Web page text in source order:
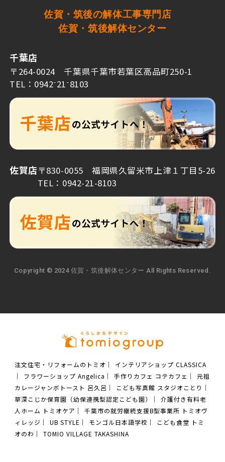
佐賀・筑後の解体工事専門店
佐賀・筑後解体センター
千葉店
〒264-0024 千葉県千葉市若葉区高品町250-1
TEL：0942⁻21⁻8103
佐賀店〒830-0055 福岡県久留米市上津１丁目5-26
TEL：0942-21-8103
Copyright © 2024 佐賀・筑後解体センター All Rights Reserved.
注文住宅・リフォームのトミオ ｜
インテリアショップ CLASSICA
｜
フラワーショップ Angelica ｜ 手作りカフェ コテカフェ ｜
元祖
カレージャンボトースト 呂久呂 ｜ こども写真館 スタジオことり ｜
草深こじか保育園（幼保連携型認定こども園）
｜
介護付き有料老
人ホーム トミオケア ｜
千葉市の就労継続支援B型事業所 トミオヴ
ィレッジ ｜ UB STYLE ｜ モンゴル日本語学校 ｜
こども食堂 トミ
オのわ ｜ TOMIO VILLAGE TAKASHINA